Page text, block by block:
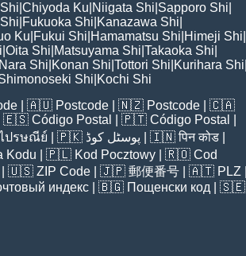
Chiyoda Ku Niigata Shi Sapporo Shi
Fukuoka Shi Kanazawa Shi
Ku Fukui Shi Hamamatsu Shi Himeji Shi
Oita Shi Matsuyama Shi Takaoka Shi
Nara Shi Konan Shi Tottori Shi Kurihara Shi
Shi Kochi Shi
| 🇦🇺 Postcode | 🇳🇿 Postcode | 🇨🇦
| 🇪🇸 Código Postal | 🇵🇹 Código Postal
ปรษณีย์ | 🇵🇰 پوسٹل کوڈ | 🇮🇳पिन कोड
Kodu | 🇵🇱 Kod Pocztowy | 🇷🇴 Cod
| 🇺🇸 ZIP Code | 🇯🇵 郵便番号 | 🇦🇹 PLZ
индекс | 🇧🇬 Пощенски код | 🇸🇪